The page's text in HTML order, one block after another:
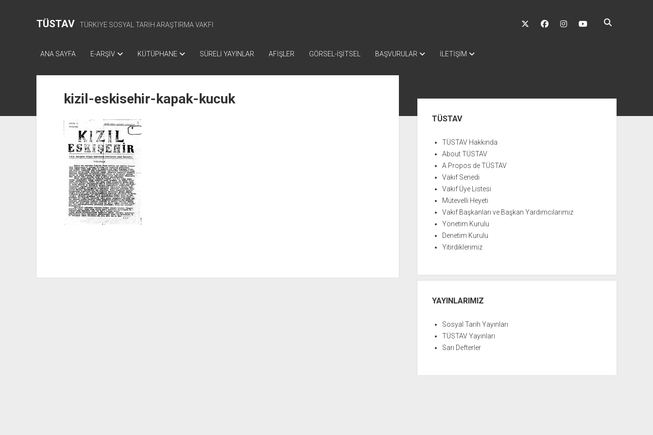
TÜSTAV TÜRKİYE SOSYAL TARİH ARAŞTIRMA VAKFI
twitter facebookinstagramyoutube
ANA SAYFA E-ARŞİV KÜTÜPHANE SÜRELİ YAYINLAR AFİŞLER GÖRSEL-İŞİTSEL BAŞVURULAR İLETİŞİM
kizil-eskisehir-kapak-kucuk
MenüTÜSTAV
TÜSTAV Hakkında
About TÜSTAV
A Propos de TÜSTAV
Vakıf Senedi
Vakıf Üye Listesi
Mütevelli Heyeti
Vakıf Başkanları ve Başkan Yardımcılarımız
Yönetim Kurulu
Denetim Kurulu
Yitirdiklerimiz
YAYINLARIMIZ
Sosyal Tarih Yayınları
TÜSTAV Yayınları
Sarı Defterler